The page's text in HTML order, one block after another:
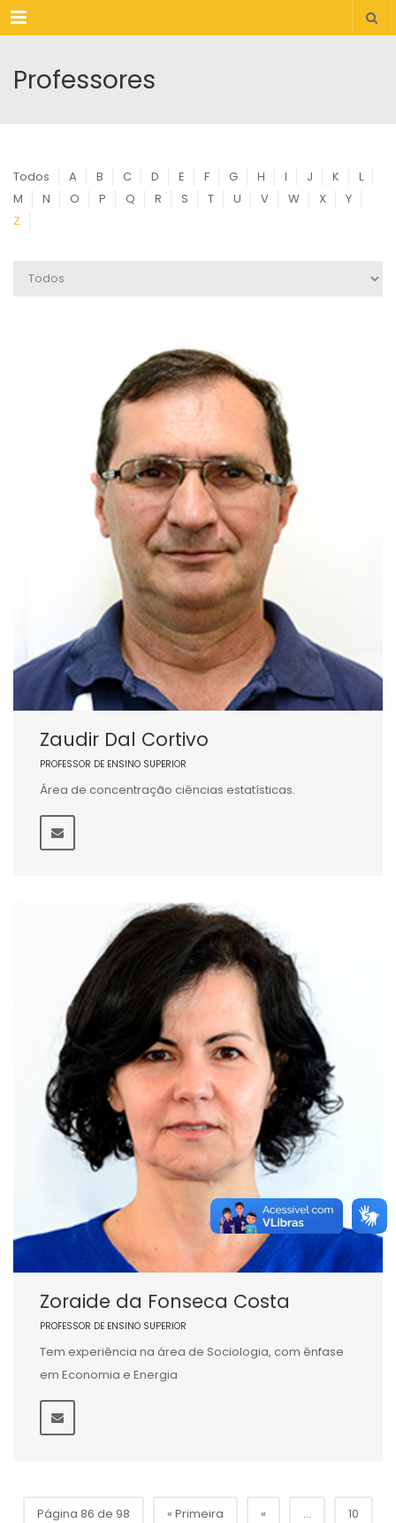
Menu
Professores
Todos A B C D E F G H I J K
L
M
N O P Q R S T U V W X
Y
Z
Zaudir Dal Cortivo
PROFESSOR DE ENSINO SUPERIOR
Área de concentração ciências estatísticas.
Zoraide da Fonseca Costa
PROFESSOR DE ENSINO SUPERIOR
Tem experiência na área de Sociologia, com ênfase
em Economia e Energia
Página 86 de 98 « Primeira « ... 10